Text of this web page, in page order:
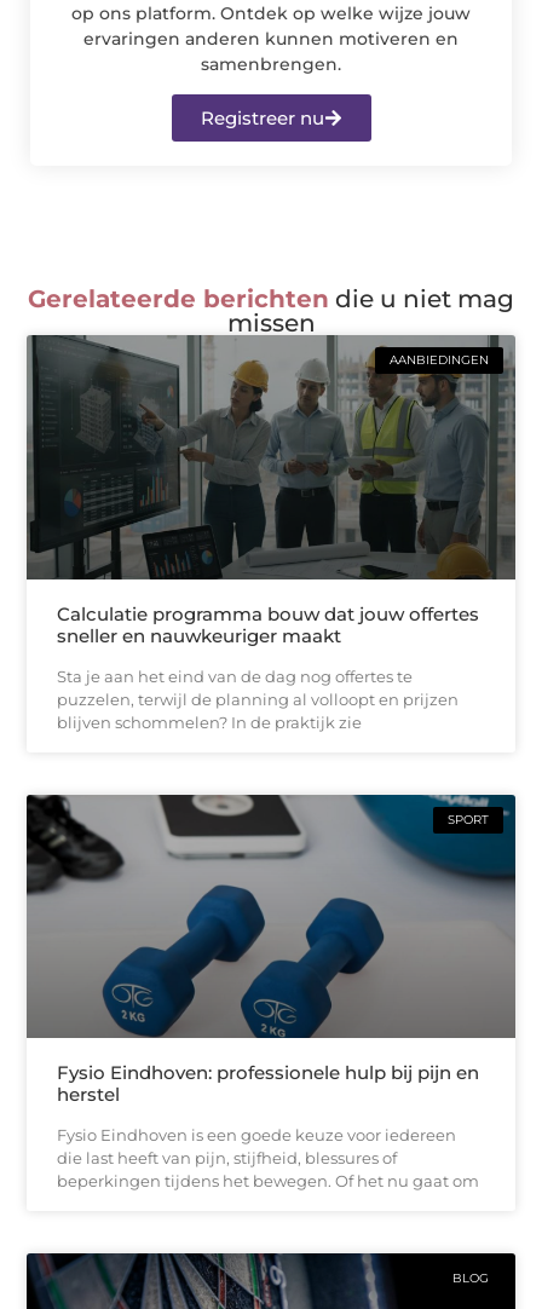
op ons platform. Ontdek op welke wijze jouw
ervaringen anderen kunnen motiveren en
samenbrengen.
Registreer nu
Gerelateerde berichten die u niet mag
missen
AANBIEDINGEN
Calculatie programma bouw dat jouw offertes
sneller en nauwkeuriger maakt
Sta je aan het eind van de dag nog offertes te
puzzelen, terwijl de planning al volloopt en prijzen
blijven schommelen? In de praktijk zie
SPORT
Fysio Eindhoven: professionele hulp bij pijn en
herstel
Fysio Eindhoven is een goede keuze voor iedereen
die last heeft van pijn, stijfheid, blessures of
beperkingen tijdens het bewegen. Of het nu gaat om
BLOG